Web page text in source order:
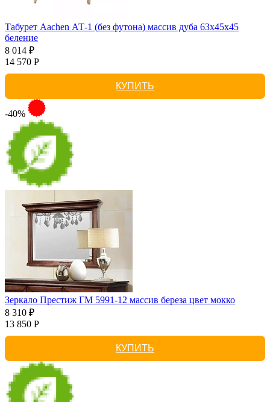
Табурет Aachen АТ-1 (без футона) массив дуба 63х45х45
беление
8 014 ₽
14 570 Р
КУПИТЬ
-40%
Зеркало Престиж ГМ 5991-12 массив береза цвет мокко
8 310 ₽
13 850 Р
КУПИТЬ